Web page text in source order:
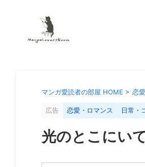
マンガ愛読者の部屋 HOME > 恋
広告 恋愛・ロマンス 日常・
光のとこにい